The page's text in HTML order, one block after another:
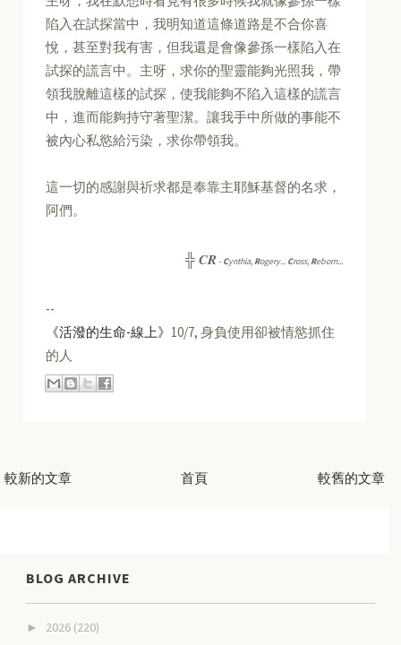
陷入在試探當中，我明知道這條道路是不合你喜
悅，甚至對我有害，但我還是會像參孫一樣陷入在
試探的謊言中。主呀，求你的聖靈能夠光照我，帶
領我脫離這樣的試探，使我能夠不陷入這樣的謊言
中，進而能夠持守著聖潔。讓我手中所做的事能不
被內心私慾給污染，求你帶領我。
這一切的感謝與祈求都是奉靠主耶穌基督的名求，
阿們。
╬CR -Cynthia, Rogery... Cross, Reborn...
--
《活潑的生命-線上》 10/7, 身負使用卻被情慾抓住
的人
較新的文章 較舊的文章
首頁
BLOG ARCHIVE
► 2026 (220)